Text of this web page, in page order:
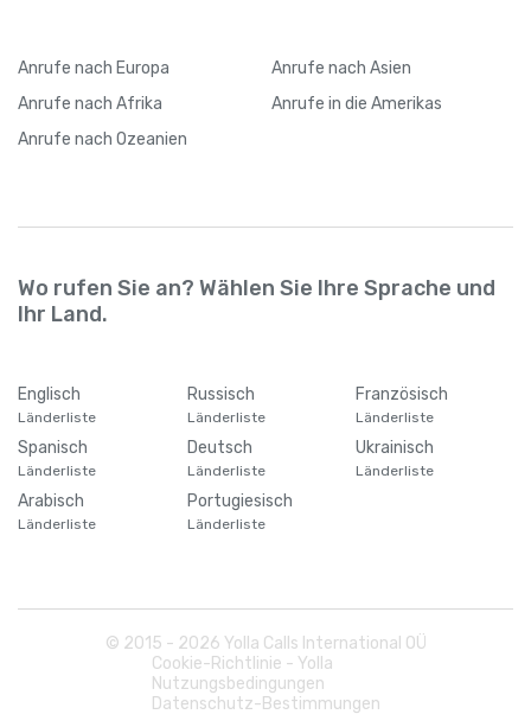
Anrufe nach Europa Anrufe nach Asien
Anrufe nach Afrika Anrufe in die Amerikas
Anrufe nach Ozeanien
Wo rufen Sie an? Wählen Sie Ihre Sprache und
Ihr Land.
Englisch
Länderliste
Russisch
Länderliste
Französisch
Länderliste
Spanisch
Länderliste
Deutsch
Länderliste
Ukrainisch
Länderliste
Arabisch
Länderliste
Portugiesisch
Länderliste
© 2015 - 2026 Yolla Calls International OÜ
Cookie-Richtlinie - Yolla
Nutzungsbedingungen
Datenschutz-Bestimmungen